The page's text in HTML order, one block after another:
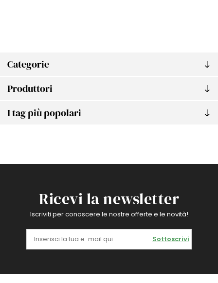
Categorie
Produttori
I tag più popolari
Ricevi la newsletter
Iscriviti per conoscere le nostre offerte e le novità!
Sottoscrivi